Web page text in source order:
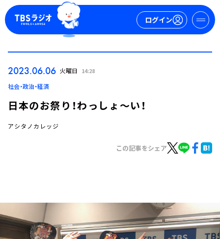
ログイン
トピックス
TBS Podcast
お知らせ
イベント・グッズ
2023.06.06 火曜日 14:28
社会・政治・経済
日本のお祭り！わっしょ～い！
アシタノカレッジ
この記事をシェア